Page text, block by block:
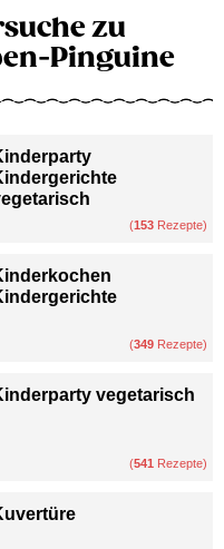
zu
Pinguine
(153 Rezepte)
(349 Rezepte)
vegetarisch
(541 Rezepte)